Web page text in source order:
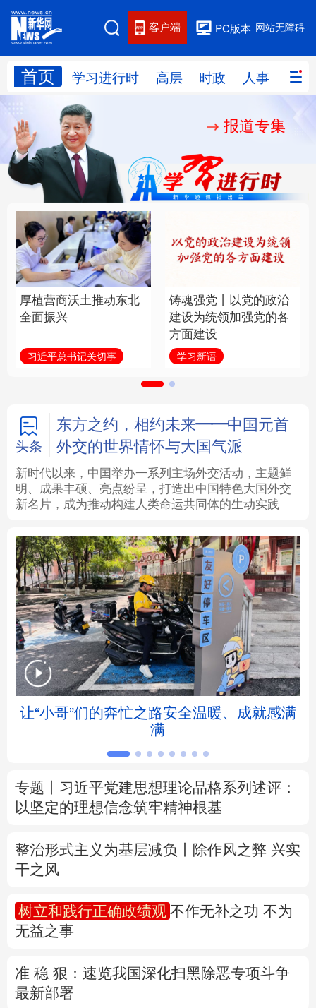
网站无障碍
PC版本
客户端
首页 学习进行时 高层 时政 人事 国际
网站地图
学习进行时 人事
国际 财经 网评
思客智库 全球连线 教育
科技 科创 量子 体育
文化 书画
访谈 视频 图片 政务
学术中国 乡村振兴 银龄 溯源中国
城市 旅游 能源
彩票 娱乐 时尚 悦读
文化产业
地方频道
北京 天津 河北 山西
辽宁 吉林 上海 江苏
广东 广西 海南
四川 贵州 云南 西藏
陕西
新疆 内蒙古 黑龙江
多语种频道
报道专集
厚植营商沃土推动东北
全面振兴
习近平总书记关切事
铸魂强党丨以党的政治
建设为统领加强党的各
方面建设
学习新语
头条
东方之约，相约未来——中国元首
外交的世界情怀与大国气派
新时代以来，中国举办一系列主场外交活动，主题鲜
明、成果丰硕、亮点纷呈，打造出中国特色大国外交
新名片，成为推动构建人类命运共同体的生动实践
让“小哥”们的奔忙之路安全温暖、成就感满
满
专题丨 习近平党建思想理论品格系列述评：
以坚定的理想信念筑牢精神根基
整治形式主义为基层减负丨除作风之弊 兴实
干之风
树立和践行正确政绩观 不作无补之功 不为
无益之事
准 稳 狠：速览我国深化扫黑除恶专项斗争
最新部署